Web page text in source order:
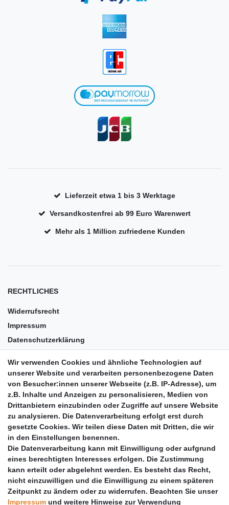
Lieferzeit etwa 1 bis 3 Werktage
Versandkostenfrei ab 99 Euro Warenwert
Mehr als 1 Million zufriedene Kunden
RECHTLICHES
Widerrufsrecht
Impressum
Datenschutzerklärung
Barrierefreiheit
Anleitungen
Vertrag widerrufen
PARTNER
DHL
GLS
PaketPLUS
Wir verwenden Cookies und ähnliche Technologien auf
unserer Website und verarbeiten personenbezogene Daten
von Besucher:innen unserer Webseite (z.B. IP-Adresse), um
z.B. Inhalte und Anzeigen zu personalisieren, Medien von
Drittanbietern einzubinden oder Zugriffe auf unsere Website
zu analysieren. Die Datenverarbeitung erfolgt erst durch
gesetzte Cookies. Wir teilen diese Daten mit Dritten, die wir
in den Einstellungen benennen.
Die Datenverarbeitung kann mit Einwilligung oder aufgrund
eines berechtigten Interesses erfolgen. Die Zustimmung
kann erteilt oder abgelehnt werden. Es besteht das Recht,
nicht einzuwilligen und die Einwilligung zu einem späteren
Zeitpunkt zu ändern oder zu widerrufen. Beachten Sie unser
Impressum und weitere Hinweise zur Verwendung